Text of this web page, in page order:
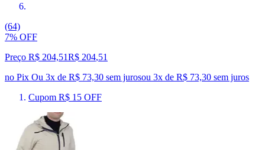
(64)
7% OFF
Preço R$ 204,51R$ 204,51
no Pix Ou 3x de R$ 73,30 sem jurosou 3x de R$ 73,30 sem juros
Cupom R$ 15 OFF